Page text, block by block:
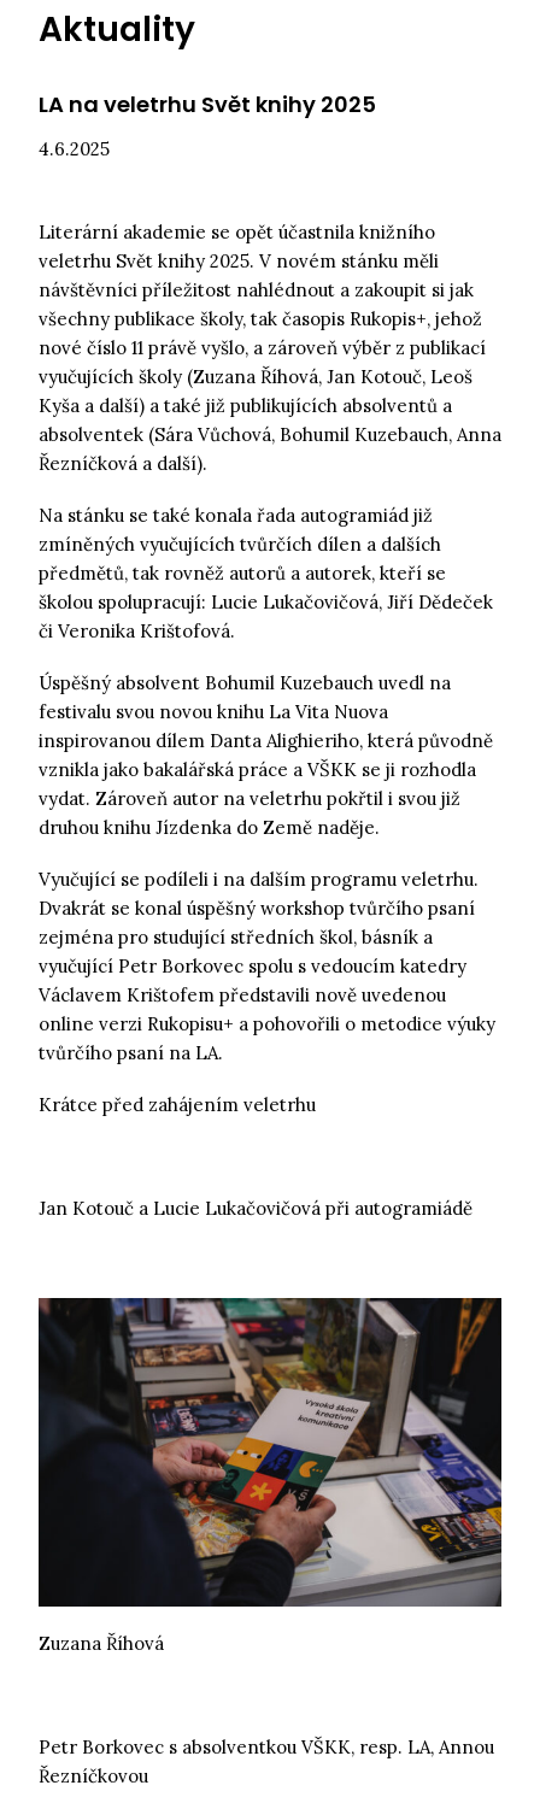
Aktuality
LA na veletrhu Svět knihy 2025
4.6.2025
Literární akademie se opět účastnila knižního
veletrhu Svět knihy 2025. V novém stánku měli
návštěvníci příležitost nahlédnout a zakoupit si jak
všechny publikace školy, tak časopis Rukopis+, jehož
nové číslo 11 právě vyšlo, a zároveň výběr z publikací
vyučujících školy (Zuzana Říhová, Jan Kotouč, Leoš
Kyša a další) a také již publikujících absolventů a
absolventek (Sára Vůchová, Bohumil Kuzebauch, Anna
Řezníčková a další).
Na stánku se také konala řada autogramiád již
zmíněných vyučujících tvůrčích dílen a dalších
předmětů, tak rovněž autorů a autorek, kteří se
školou spolupracují: Lucie Lukačovičová, Jiří Dědeček
či Veronika Krištofová.
Úspěšný absolvent Bohumil Kuzebauch uvedl na
festivalu svou novou knihu La Vita Nuova
inspirovanou dílem Danta Alighieriho, která původně
vznikla jako bakalářská práce a VŠKK se ji rozhodla
vydat. Zároveň autor na veletrhu pokřtil i svou již
druhou knihu Jízdenka do Země naděje.
Vyučující se podíleli i na dalším programu veletrhu.
Dvakrát se konal úspěšný workshop tvůrčího psaní
zejména pro studující středních škol, básník a
vyučující Petr Borkovec spolu s vedoucím katedry
Václavem Krištofem představili nově uvedenou
online verzi Rukopisu+ a pohovořili o metodice výuky
tvůrčího psaní na LA.
Krátce před zahájením veletrhu
Jan Kotouč a Lucie Lukačovičová při autogramiádě
Zuzana Říhová
Petr Borkovec s absolventkou VŠKK, resp. LA, Annou
Řezníčkovou